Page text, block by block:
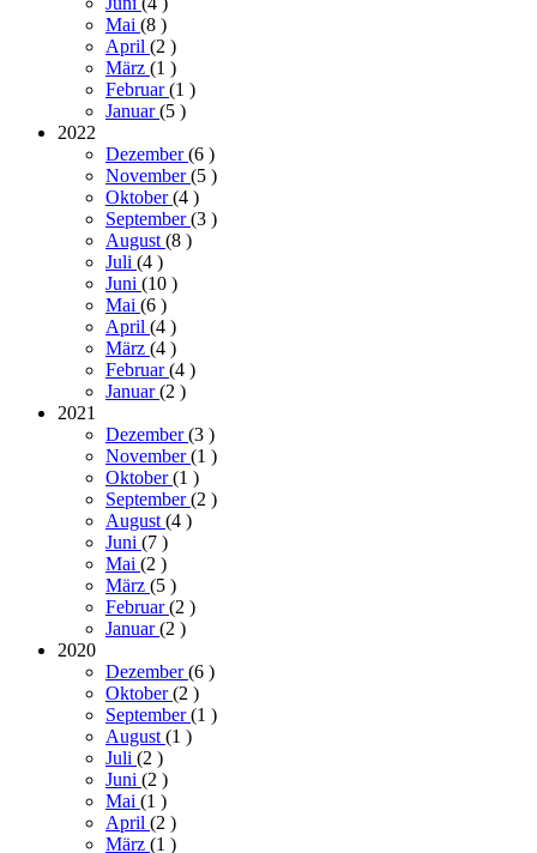
Mai (8 )
April (2 )
März (1 )
Februar(1 )
Januar(5 )
2022
Dezember(6 )
November(5 )
Oktober(4 )
September(3 )
August (8 )
Juli (4 )
Juni (10 )
Mai (6 )
April (4 )
März (4 )
Februar(4 )
Januar(2 )
2021
Dezember(3 )
November(1 )
Oktober(1 )
September(2 )
August (4 )
Juni (7 )
Mai (2 )
März (5 )
Februar(2 )
Januar(2 )
2020
Dezember(6 )
Oktober(2 )
September(1 )
August (1 )
Juli (2 )
Juni (2 )
Mai (1 )
April (2 )
März (1 )